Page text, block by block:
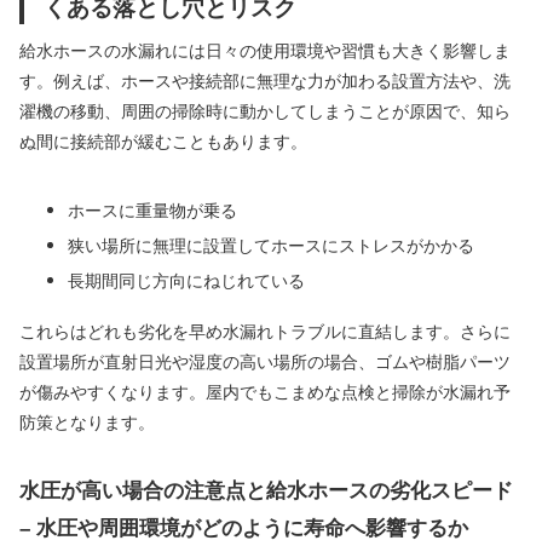
くある落とし穴とリスク
給水ホースの水漏れには日々の使用環境や習慣も大きく影響しま
す。例えば、ホースや接続部に無理な力が加わる設置方法や、洗
濯機の移動、周囲の掃除時に動かしてしまうことが原因で、知ら
ぬ間に接続部が緩むこともあります。
ホースに重量物が乗る
狭い場所に無理に設置してホースにストレスがかかる
長期間同じ方向にねじれている
これらはどれも劣化を早め水漏れトラブルに直結します。さらに
設置場所が直射日光や湿度の高い場所の場合、ゴムや樹脂パーツ
が傷みやすくなります。屋内でもこまめな点検と掃除が水漏れ予
防策となります。
水圧が高い場合の注意点と給水ホースの劣化スピード
– 水圧や周囲環境がどのように寿命へ影響するか